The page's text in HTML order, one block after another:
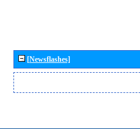
[Newsflashes]